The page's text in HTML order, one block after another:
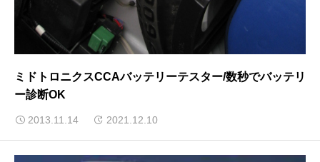
ミドトロニクスCCAバッテリーテスター/数秒でバッテリ
ー診断OK
2013.11.14 2021.12.10